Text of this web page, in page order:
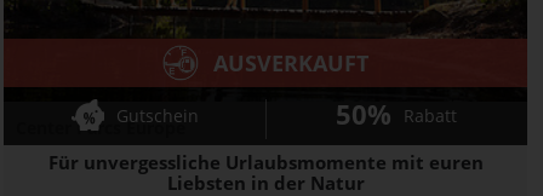
Center Parcs Europe
Für unvergessliche Urlaubsmomente mit euren
Liebsten in der Natur
AUSVERKAUFT
Gutschein 50% Rabatt